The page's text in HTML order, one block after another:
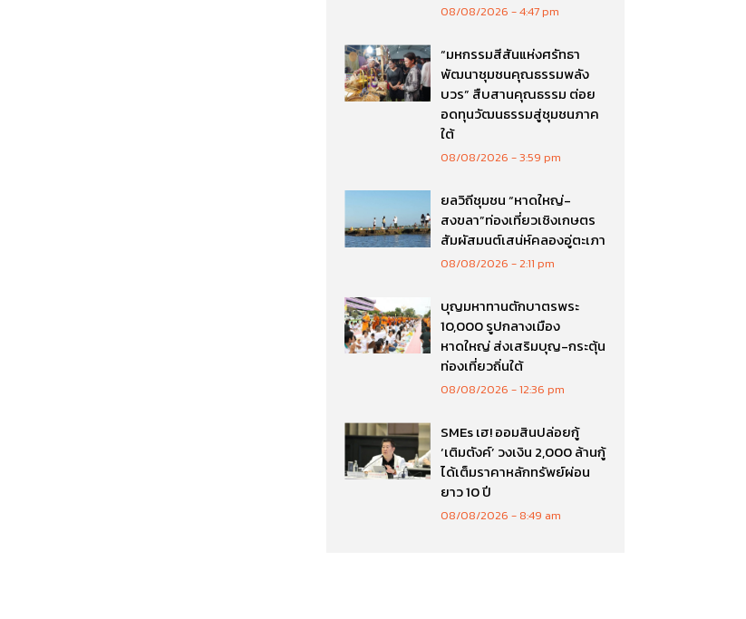
08/08/2026 4:47 pm
“มหกรรมสีสันแห่งศรัทธา
พัฒนาชุมชนคุณธรรมพลัง
บวร” สืบสานคุณธรรม ต่อย
อดทุนวัฒนธรรมสู่ชุมชนภาค
ใต้
08/08/2026 3:59 pm
ยลวิถีชุมชน “หาดใหญ่-
สงขลา”ท่องเที่ยวเชิงเกษตร
สัมผัสมนต์เสน่ห์คลองอู่ตะเภา
08/08/2026 2:11 pm
บุญมหาทานตักบาตรพระ
10,000 รูปกลางเมือง
หาดใหญ่ ส่งเสริมบุญ-กระตุ้น
ท่องเที่ยวถิ่นใต้
08/08/2026 12:36 pm
SMEs เฮ! ออมสินปล่อยกู้
‘เติมตังค์’ วงเงิน 2,000 ล้านกู้
ได้เต็มราคาหลักทรัพย์ผ่อน
ยาว 10 ปี
08/08/2026 8:49 am